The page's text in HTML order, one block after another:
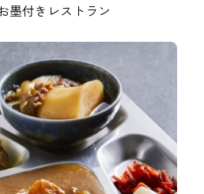
墨付きレストラン